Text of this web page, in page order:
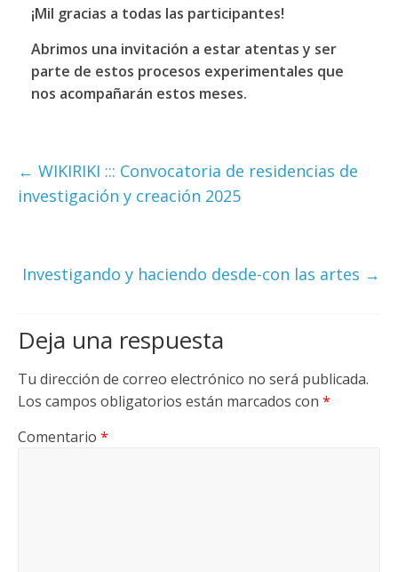
¡Mil gracias a todas las participantes!
Abrimos una invitación a estar atentas y ser
parte de estos procesos experimentales que
nos acompañarán estos meses.
← WIKIRIKI ::: Convocatoria de residencias de
investigación y creación 2025
Investigando y haciendo desde-con las artes →
Deja una respuesta
Tu dirección de correo electrónico no será publicada.
Los campos obligatorios están marcados con *
Comentario *